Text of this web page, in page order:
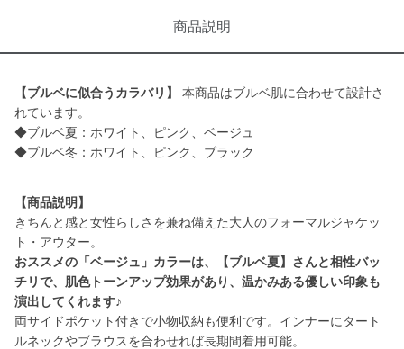
商品説明
【ブルベに似合うカラバリ】
本商品はブルベ肌に合わせて設計さ
れています。
◆ブルベ夏：ホワイト、ピンク、ベージュ
◆ブルベ冬：ホワイト、ピンク、ブラック
【商品説明】
きちんと感と女性らしさを兼ね備えた大人のフォーマルジャケッ
おススメの「ベージュ」カラーは、【ブルベ夏】さんと相性バッ
チリで、肌色トーンアップ効果があり、温かみある優しい印象も
演出してくれます♪
両サイドポケット付きで小物収納も便利です。インナーにタート
ルネックやブラウスを合わせれば長期間着用可能。